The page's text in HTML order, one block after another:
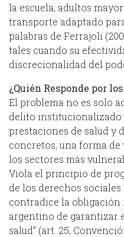
la escuela, adultos
transporte adaptado
palabras de Ferrajoli
tales cuando su
discrecionalidad del
¿Quién Responde por
El problema no es solo
delito
prestaciones de salud y
concretos, una forma
los sectores más
Viola el principio de
de los derechos sociales
contradice la
argentino de garantizar
salud” (art. 25,